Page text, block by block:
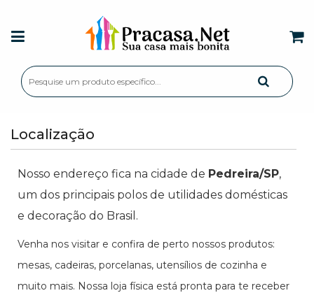
Localização
Nosso endereço fica na cidade de Pedreira/SP,
um dos principais polos de utilidades domésticas
e decoração do Brasil.
Venha nos visitar e confira de perto nossos produtos:
mesas, cadeiras, porcelanas, utensílios de cozinha e
muito mais. Nossa loja física está pronta para te receber